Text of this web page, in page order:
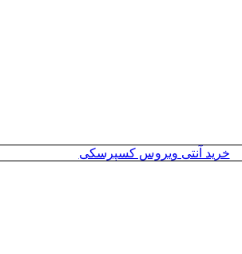
خرید آنتی ویروس کسپرسکی